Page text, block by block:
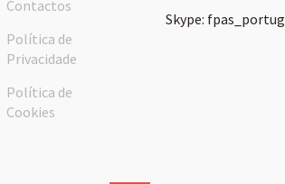
Contactos
Política de
Privacidade
Política de
Cookies
Skype: